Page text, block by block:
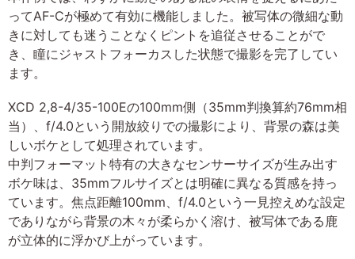
ってAF-Cが極めて有効に機能しました。被写体の微細な動
きに対しても迷うことなくピントを追従させることがで
き、瞳にジャストフォーカスした状態で撮影を完了してい
ます。
XCD 2,8-4/35-100Eの100mm側（35mm判換算約76mm相
当）、f/4.0という開放絞りでの撮影により、背景の森は美
しいボケとして処理されています。
中判フォーマット特有の大きなセンサーサイズが生み出す
ボケ味は、35mmフルサイズとは明確に異なる質感を持っ
ています。焦点距離100mm、f/4.0という一見控えめな設定
でありながら背景の木々が柔らかく溶け、被写体である鹿
が立体的に浮かび上がっています。